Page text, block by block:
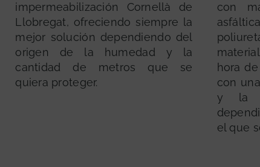
impermeabilización Cornellà de
Llobregat, ofreciendo siempre la
mejor solución dependiendo del
origen de la humedad y la
cantidad de metros que se
quiera proteger.
con
hora
con
y la
el que